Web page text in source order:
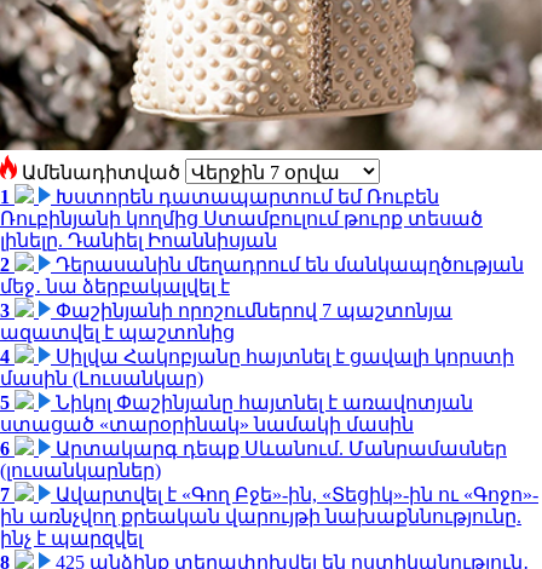
Ամենադիտված
1
Խստորեն դատապարտում եմ Ռուբեն
Ռուբինյանի կողմից Ստամբուլում թուրք տեսած
լինելը. Դանիել Իոաննիսյան
2
Դերասանին մեղադրում են մանկապղծության
մեջ․ նա ձերբակալվել է
3
Փաշինյանի որոշումներով 7 պաշտոնյա
ազատվել է պաշտոնից
4
Սիլվա Հակոբյանը հայտնել է ցավալի կորստի
մասին (Լուսանկար)
5
Նիկոլ Փաշինյանը հայտնել է առավոտյան
ստացած «տարօրինակ» նամակի մասին
6
Արտակարգ դեպք Սևանում. Մանրամասներ
(լուսանկարներ)
7
Ավարտվել է «Գող Բջե»-ին, «Տեցիկ»-ին ու «Գոջո»-
ին առնչվող քրեական վարույթի նախաքննությունը.
ինչ է պարզվել
8
425 անձինք տեղափոխվել են ոստիկանություն․